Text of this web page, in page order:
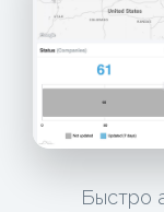
Быстро